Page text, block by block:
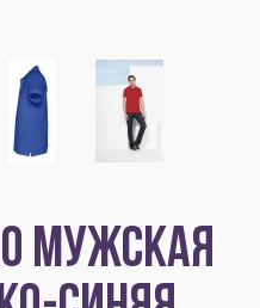
МУЖСКАЯ